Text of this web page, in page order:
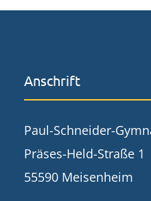
Anschrift
Paul-Schneider-
Präses-Held-Straße 1
55590 Meisenheim